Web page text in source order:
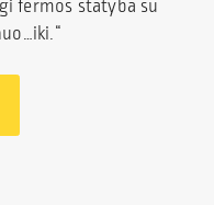
fermos statyba su